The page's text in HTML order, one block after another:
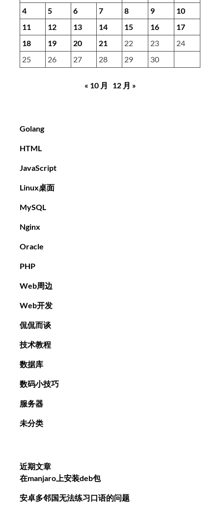
4
5 6 7 8 9
10
11
12 13 14 15 16
17
18
19 20 21 22 23
24
25
26 27 28 29 30
« 10 月 12 月 »
Golang
HTML
JavaScript
Linux桌面
MySQL
Nginx
Oracle
PHP
Web周边
Web开发
侃侃而谈
技术教程
数据库
数码小技巧
服务器
未分类
近期文章
在manjaro上安装deb包
安卓多邻国无法练习口语的问题